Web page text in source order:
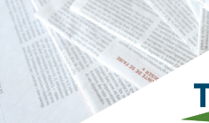
submenu (Documentation )